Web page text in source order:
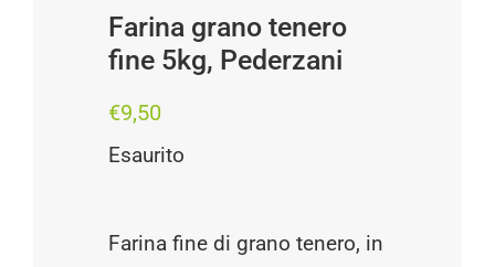
Farina grano tenero
fine 5kg, Pederzani
€9,50
Esaurito
Farina fine di grano tenero, in